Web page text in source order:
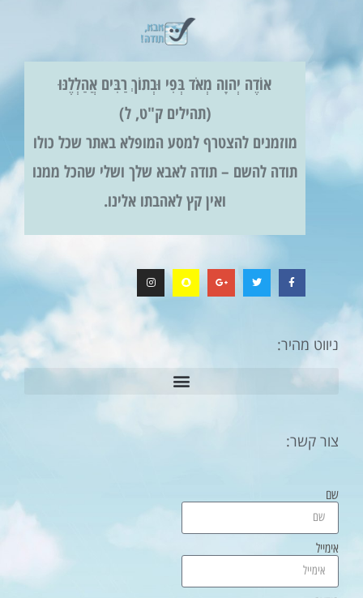
אוֹדֶה יְהוָה מְאֹד בְּפִי וּבְתוֹךְ רַבִּים אֲהַלְלֶנּוּ
(תהילים ק"ט, ל)
מוזמנים להצטרף למסע המופלא באתר שכל כולו
תודה להשם – תודה לאבא שלך ושלי שהכל ממנו
ואין קץ לאהבתו אלינו.
ניווט מהיר:
צור קשר:
שם
אימייל